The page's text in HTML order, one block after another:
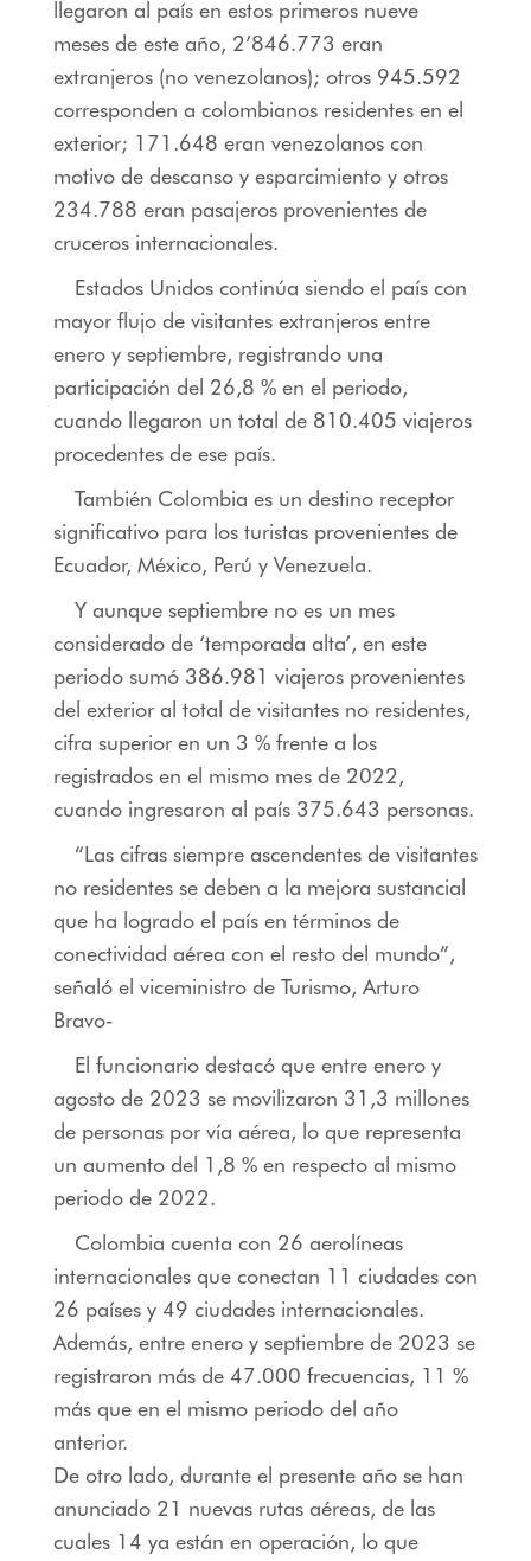
llegaron al país en estos primeros nueve
meses de este año, 2’846.773 eran
extranjeros (no venezolanos); otros 945.592
corresponden a colombianos residentes en el
exterior; 171.648 eran venezolanos con
motivo de descanso y esparcimiento y otros
234.788 eran pasajeros provenientes de
cruceros internacionales.
Estados Unidos continúa siendo el país con
mayor flujo de visitantes extranjeros entre
enero y septiembre, registrando una
participación del 26,8 % en el periodo,
cuando llegaron un total de 810.405 viajeros
procedentes de ese país.
También Colombia es un destino receptor
significativo para los turistas provenientes de
Ecuador, México, Perú y Venezuela.
Y aunque septiembre no es un mes
considerado de ‘temporada alta’, en este
periodo sumó 386.981 viajeros provenientes
del exterior al total de visitantes no residentes,
cifra superior en un 3 % frente a los
registrados en el mismo mes de 2022,
cuando ingresaron al país 375.643 personas.
“Las cifras siempre ascendentes de visitantes
no residentes se deben a la mejora sustancial
que ha logrado el país en términos de
conectividad aérea con el resto del mundo”,
señaló el viceministro de Turismo, Arturo
Bravo-
El funcionario destacó que entre enero y
agosto de 2023 se movilizaron 31,3 millones
de personas por vía aérea, lo que representa
un aumento del 1,8 % en respecto al mismo
periodo de 2022.
Colombia cuenta con 26 aerolíneas
internacionales que conectan 11 ciudades con
26 países y 49 ciudades internacionales.
Además, entre enero y septiembre de 2023 se
registraron más de 47.000 frecuencias, 11 %
más que en el mismo periodo del año
anterior.
De otro lado, durante el presente año se han
anunciado 21 nuevas rutas aéreas, de las
cuales 14 ya están en operación, lo que